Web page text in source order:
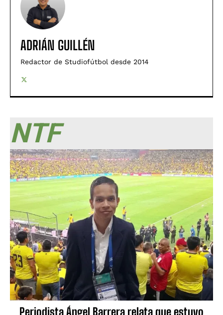
ADRIÁN GUILLÉN
Redactor de Studiofútbol desde 2014
NTF
Periodista Ángel Barrera relata que estuvo